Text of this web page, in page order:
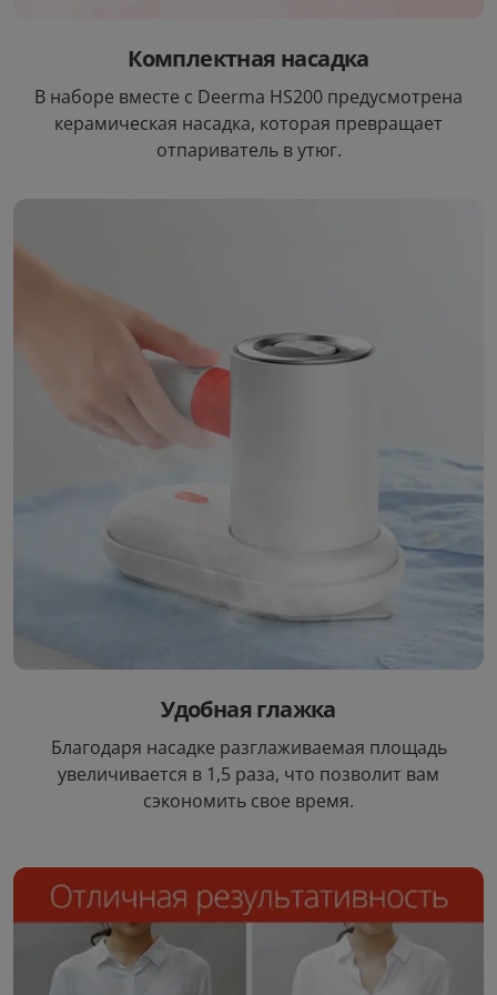
Комплектная насадка
В наборе вместе с Deerma HS200 предусмотрена
керамическая насадка, которая превращает
отпариватель в утюг.
Удобная глажка
Благодаря насадке разглаживаемая площадь
увеличивается в 1,5 раза, что позволит вам
сэкономить свое время.